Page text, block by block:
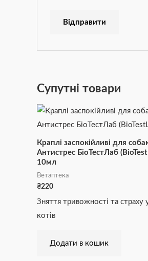
Супутні товари
Краплі заспокійливі для
Антистрес БіоТестЛаб
10мл
Ветаптека
₴220
Зняття тривожності та страху
котів
Додати в кошик